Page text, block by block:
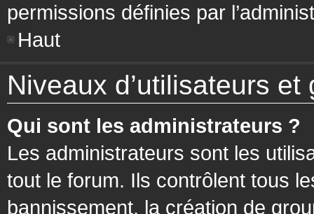
permissions définies par
Haut
Niveaux d’utilisateurs et
Qui sont les administrateurs ?
Les administrateurs sont les
tout le forum. Ils contrôlent tous
bannissement, la création de